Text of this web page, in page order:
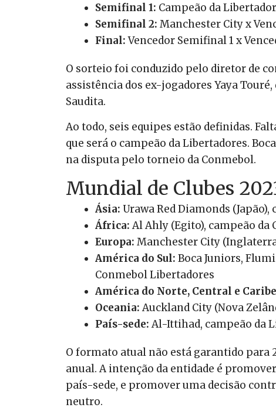
Semifinal 1: Campeão da
Semifinal 2: Manchester City x
Final:Vencedor Semifinal 1 x
O sorteio foi conduzido pelo diretor de
assistência dos ex-jogadores Yaya
Saudita.
Ao todo, seis equipes estão definidas.
que será o campeão da Libertadores.
na disputa pelo torneio da Conmebol.
Mundial de Clubes
Ásia: Urawa Red Diamonds
África:Al Ahly (Egito), campeão da
Europa: Manchester City
América do Sul: Boca Juniors,
Conmebol Libertadores
América do Norte, Central e Caribe
Oceania:Auckland City (Nova
País-sede:Al-Ittihad, campeão da
O formato atual não está garantido para
anual. A intenção da entidade é
país-sede, e promover uma decisão
neutro.